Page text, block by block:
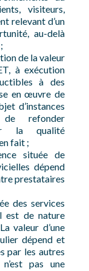
visiteurs,
relevant d’un
au-delà
de la valeur
à exécution
à des
en œuvre de
d’instances
refonder
la qualité
fait ;
située de
dépend
prestataires
des services
est de nature
valeur d’une
dépend et
par les autres
pas une